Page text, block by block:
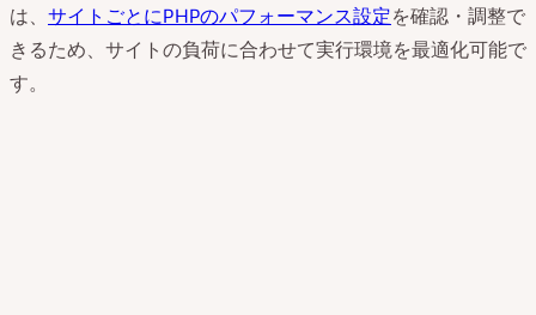
は、 サイトごとにPHPのパフォーマンス設定を確認・調整で
きるため、サイトの負荷に合わせて実行環境を最適化可能で
す。